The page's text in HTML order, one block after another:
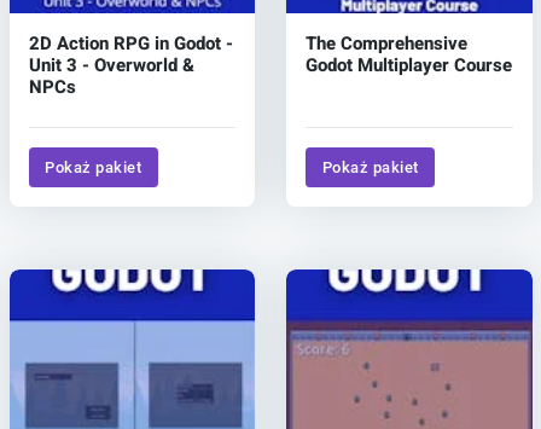
2D Action RPG in Godot -
Unit 3 - Overworld &
NPCs
Pokaż pakiet
The Comprehensive
Godot Multiplayer Course
Pokaż pakiet